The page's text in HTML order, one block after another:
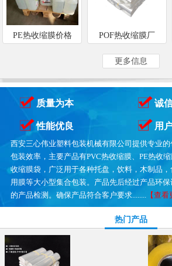
PE热收缩膜价格 POF热收缩膜厂
更多信息
质量为本 诚
性能优良 用
西安三心伟业塑料包装机械有限公司提供专业
包装效率，主要产品有PVC热收缩膜、PE热收
收缩膜袋，广泛用于各种托盘，饮料，木制品
用膜等大小型集合包装。产品先后经过产品环
的产品检测。确保产品符合客户要求........【查看
热门产品